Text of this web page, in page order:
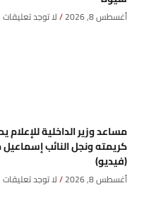
أغسطس 8, 2026 لا توجد تعليقات
مساعد وزير الداخلية للإعلام
كريمته ونجل النائب
(فيديو)
أغسطس 8, 2026 لا توجد تعليقات